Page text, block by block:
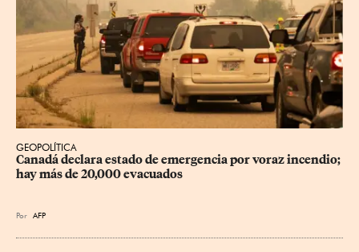
GEOPOLÍTICA
Canadá declara estado de emergencia por voraz incendio;
hay más de 20,000 evacuados
Por AFP